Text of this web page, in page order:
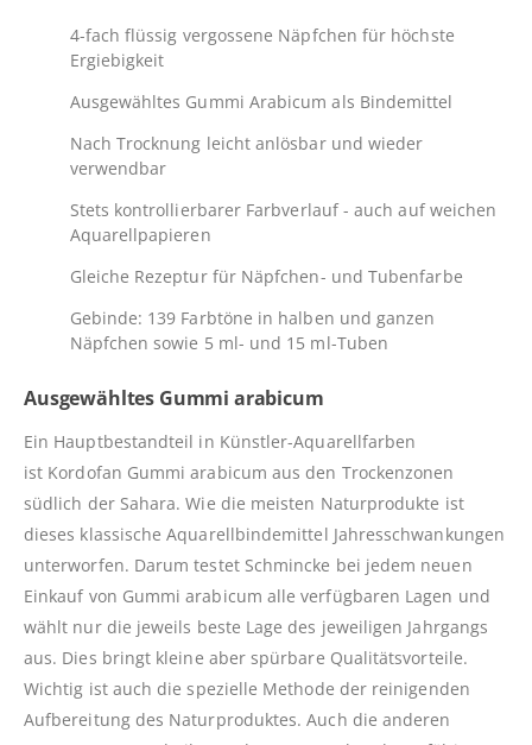
4-fach flüssig vergossene Näpfchen für höchste
Ergiebigkeit
Ausgewähltes Gummi Arabicum als Bindemittel
Nach Trocknung leicht anlösbar und wieder
verwendbar
Stets kontrollierbarer Farbverlauf - auch auf weichen
Aquarellpapieren
Gleiche Rezeptur für Näpfchen- und Tubenfarbe
Gebinde: 139 Farbtöne in halben und ganzen
Näpfchen sowie 5 ml- und 15 ml-Tuben
Ausgewähltes Gummi arabicum
Ein Hauptbestandteil in Künstler-Aquarellfarben
ist Kordofan Gummi arabicum aus den Trockenzonen
südlich der Sahara. Wie die meisten Naturprodukte ist
dieses klassische Aquarellbindemittel Jahresschwankungen
unterworfen. Darum testet Schmincke bei jedem neuen
Einkauf von Gummi arabicum alle verfügbaren Lagen und
wählt nur die jeweils beste Lage des jeweiligen Jahrgangs
aus. Dies bringt kleine aber spürbare Qualitätsvorteile.
Wichtig ist auch die spezielle Methode der reinigenden
Aufbereitung des Naturproduktes. Auch die anderen